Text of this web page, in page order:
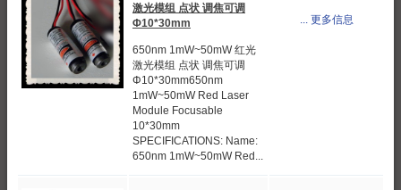
激光模组 点状 调焦可调
Φ10*30mm
650nm 1mW~50mW 红光
激光模组 点状 调焦可调
Φ10*30mm650nm
1mW~50mW Red Laser
Module Focusable
10*30mm
SPECIFICATIONS: Name:
650nm 1mW~50mW Red...
... 更多信息